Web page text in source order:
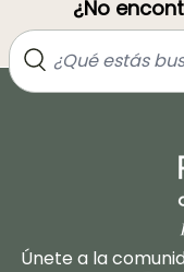
¿No
Únete a la